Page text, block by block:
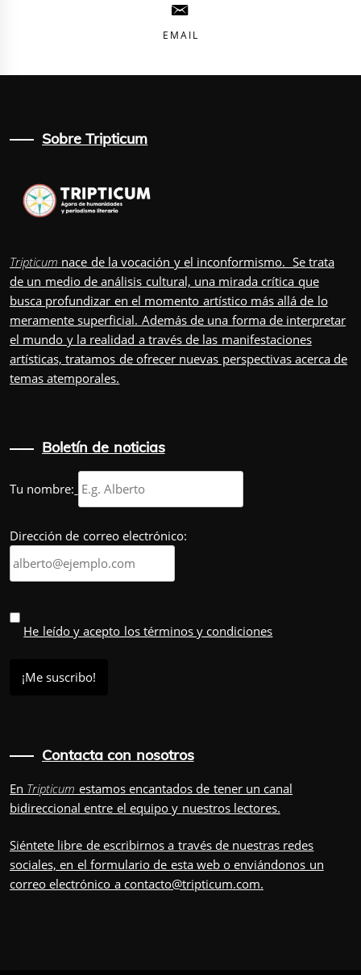
EMAIL
Sobre Tripticum
Tripticum nace de la vocación y el inconformismo. Se trata
de un medio de análisis cultural, una mirada crítica que
busca profundizar en el momento artístico más allá de lo
meramente superficial. Además de una forma de interpretar
el mundo y la realidad a través de las manifestaciones
artísticas, tratamos de ofrecer nuevas perspectivas acerca de
temas atemporales.
Boletín de noticias
Tu nombre:
Dirección de correo electrónico:
He leído y acepto los términos y condiciones
Contacta con nosotros
En Tripticum estamos encantados de tener un canal
bidireccional entre el equipo y nuestros lectores.
Siéntete libre de escribirnos a través de nuestras redes
sociales, en el formulariode esta web o enviándonos un
correo electrónico a contacto@tripticum.com.